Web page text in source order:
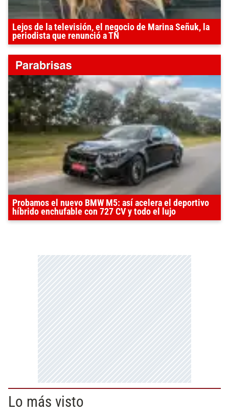
Lejos de la televisión, el negocio de Marina Señuk, la
periodista que renunció a TN
Probamos el nuevo BMW M5: así acelera el deportivo
híbrido enchufable con 727 CV y todo el lujo
Lo más visto